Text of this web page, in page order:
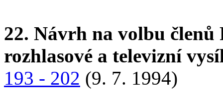
22. Návrh na volbu
rozhlasové a televizní
193 - 202 (9. 7. 1994)